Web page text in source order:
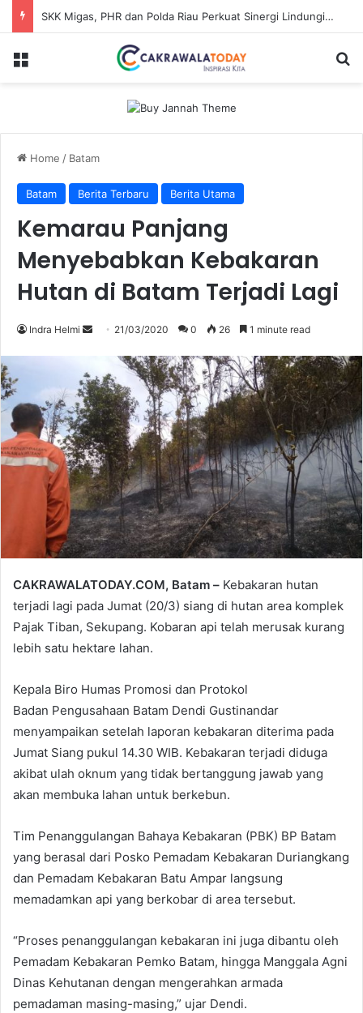
SKK Migas, PHR dan Polda Riau Perkuat Sinergi Lindungi Aset Negara demi Menjaga Ketahanan Energi Nasional
Menu
Home / Batam
Batam Berita Terbaru Berita Utama
Kemarau Panjang
Menyebabkan Kebakaran
Hutan di Batam Terjadi Lagi
Indra Helmi
Send 21/03/2020 0 26 1 minute read
CAKRAWALATODAY.COM, Batam – Kebakaran hutan
terjadi lagi pada Jumat (20/3) siang di hutan area komplek
Pajak Tiban, Sekupang. Kobaran api telah merusak kurang
lebih satu hektare lahan.
Kepala Biro Humas Promosi dan Protokol
Badan Pengusahaan Batam Dendi Gustinandar
menyampaikan setelah laporan kebakaran diterima pada
Jumat Siang pukul 14.30 WIB. Kebakaran terjadi diduga
akibat ulah oknum yang tidak bertanggung jawab yang
akan membuka lahan untuk berkebun.
Tim Penanggulangan Bahaya Kebakaran (PBK) BP Batam
yang berasal dari Posko Pemadam Kebakaran Duriangkang
dan Pemadam Kebakaran Batu Ampar langsung
memadamkan api yang berkobar di area tersebut.
“Proses penanggulangan kebakaran ini juga dibantu oleh
Pemadam Kebakaran Pemko Batam, hingga Manggala Agni
Dinas Kehutanan dengan mengerahkan armada
pemadaman masing-masing,” ujar Dendi.